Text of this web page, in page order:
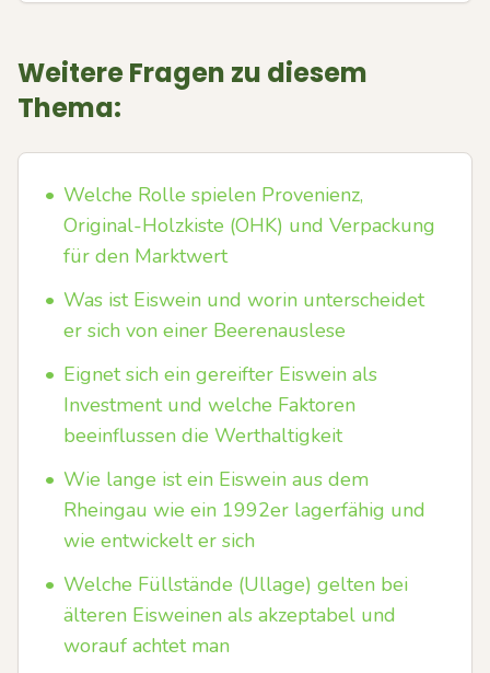
Weitere Fragen zu diesem
Thema:
• Welche Rolle spielen Provenienz,
Original-Holzkiste (OHK) und Verpackung
für den Marktwert
• Was ist Eiswein und worin unterscheidet
er sich von einer Beerenauslese
• Eignet sich ein gereifter Eiswein als
Investment und welche Faktoren
beeinflussen die Werthaltigkeit
• Wie lange ist ein Eiswein aus dem
Rheingau wie ein 1992er lagerfähig und
wie entwickelt er sich
• Welche Füllstände (Ullage) gelten bei
älteren Eisweinen als akzeptabel und
worauf achtet man